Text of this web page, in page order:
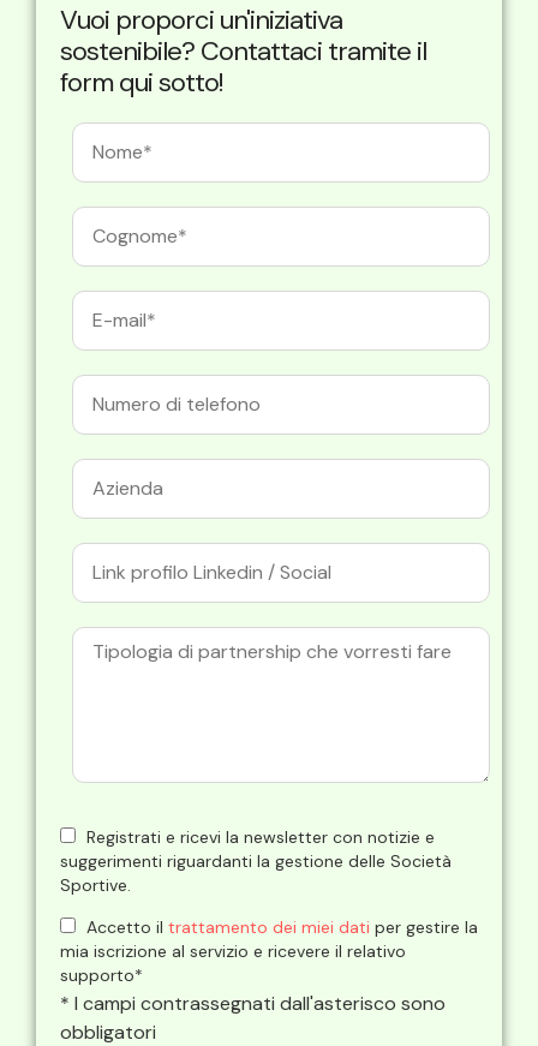
Vuoi proporci un'iniziativa
sostenibile? Contattaci tramite il
form qui sotto!
Registrati e ricevi la newsletter con notizie e
suggerimenti riguardanti la gestione delle Società
Sportive.
Accetto il trattamento dei miei dati per gestire la
mia iscrizione al servizio e ricevere il relativo
supporto*
* I campi contrassegnati dall'asterisco sono
obbligatori